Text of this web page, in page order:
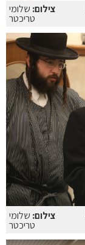
צילום: שלומי
טריכטר
צילום: שלומי
טריכטר